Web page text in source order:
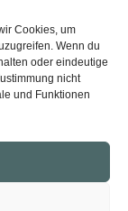
Cookies, um
Wenn du
oder eindeutige
nicht
und Funktionen